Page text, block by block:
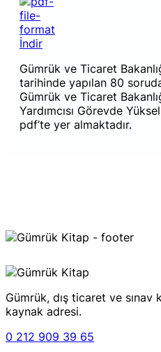
İndir
Gümrük ve Ticaret
tarihinde yapılan 80
Gümrük ve Ticaret
Yardımcısı Görevde
pdf’te yer almaktadır.
Gümrük, dış ticaret ve sınav
kaynak adresi.
0 212 909 39 65